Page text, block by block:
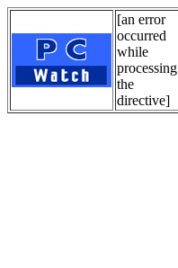
[an error
occurred
while
processing
the
directive]